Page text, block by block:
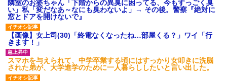
隣室のお婆ちゃん「下階からの異臭に困ってる、今もすっごく臭
い」私「変だなあ～なにも臭わないよ」→ その後。警察『絶対に
窓とドアを開けないで』
【画像】女上司(30)「終電なくなったね…部屋くる？」ワイ「行
きます！」
スマホを与えられて、中学卒業する頃にはすっかり女叩きに洗脳
された弟が、大学進学のために一人暮らししたいと言い出した。